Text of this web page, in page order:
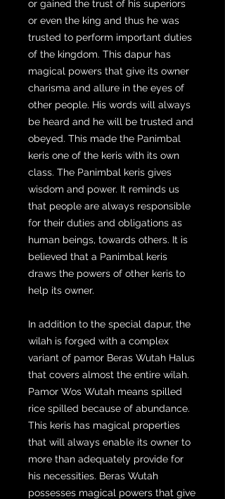
or gained the trust of his superiors
or even the king and thus he was
trusted to perform important duties
of the kingdom. This dapur has
magical powers that give its owner
charisma and allure in the eyes of
other people. His words will always
be heard and he will be trusted and
obeyed. This made the Panimbal
keris one of the keris with its own
class. The Panimbal keris gives
wisdom and power. It reminds us
that people are always responsible
for their duties and obligations as
human beings, towards others. It is
believed that a Panimbal keris
draws the powers of other keris to
help its owner.
In addition to the special dapur, the
wilah is forged with a complex
variant of pamor Beras Wutah Halus
that covers almost the entire wilah.
Pamor Wos Wutah means spilled
rice spilled because of abundance.
This keris has magical properties
that will always enable its owner to
more than adequately provide for
his necessities. Beras Wutah
possesses magical powers that give